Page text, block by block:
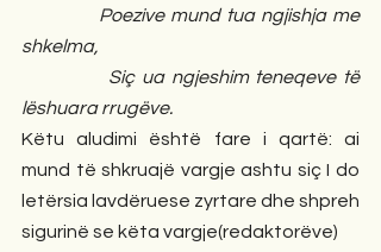
shkelma,
lëshuara rrugëve.
Këtu aludimi është fare i qartë: ai
mund të shkruajë vargje ashtu siç I do
letërsia lavdëruese zyrtare dhe shpreh
sigurinë se këta vargje(redaktorëve)